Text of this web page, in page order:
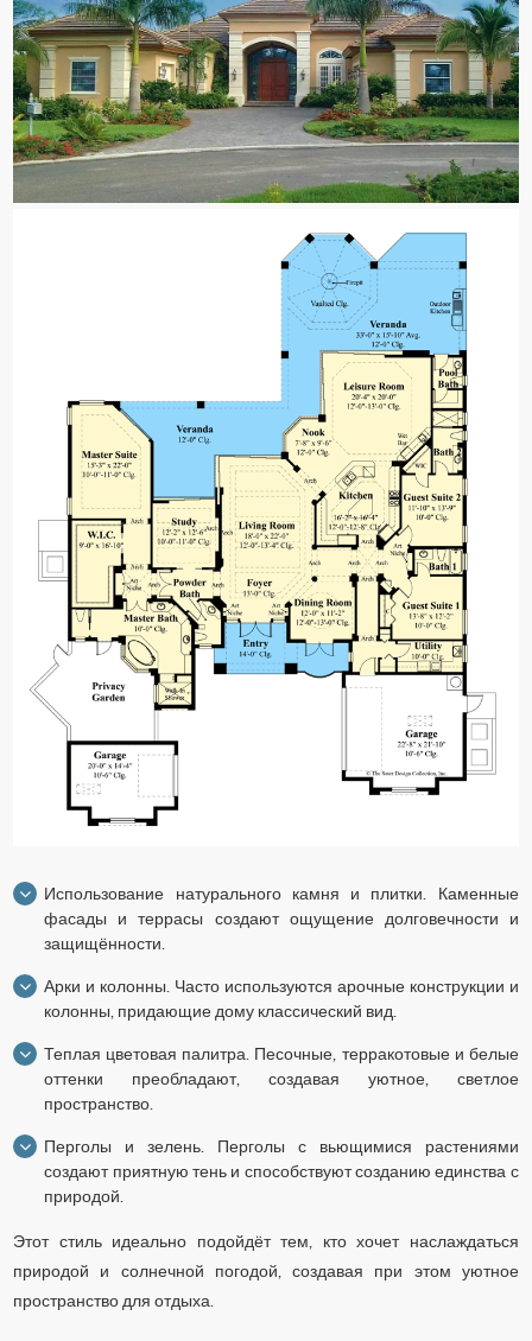
Использование натурального камня и плитки. Каменные
фасады и террасы создают ощущение долговечности и
защищённости.
Арки и колонны. Часто используются арочные конструкции и
колонны, придающие дому классический вид.
Теплая цветовая палитра. Песочные, терракотовые и белые
оттенки преобладают, создавая уютное, светлое
пространство.
Перголы и зелень. Перголы с вьющимися растениями
создают приятную тень и способствуют созданию единства с
природой.
Этот стиль идеально подойдёт тем, кто хочет наслаждаться
природой и солнечной погодой, создавая при этом уютное
пространство для отдыха.